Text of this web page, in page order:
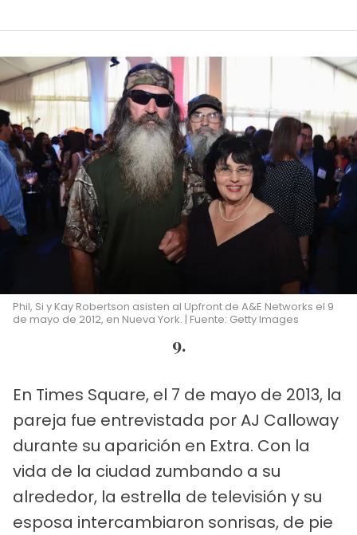
Phil, Si y Kay Robertson asisten al Upfront de A&E Networks el 9
de mayo de 2012, en Nueva York. | Fuente: Getty Images
9.
En Times Square, el 7 de mayo de 2013, la
pareja fue entrevistada por AJ Calloway
durante su aparición en Extra. Con la
vida de la ciudad zumbando a su
alrededor, la estrella de televisión y su
esposa intercambiaron sonrisas, de pie